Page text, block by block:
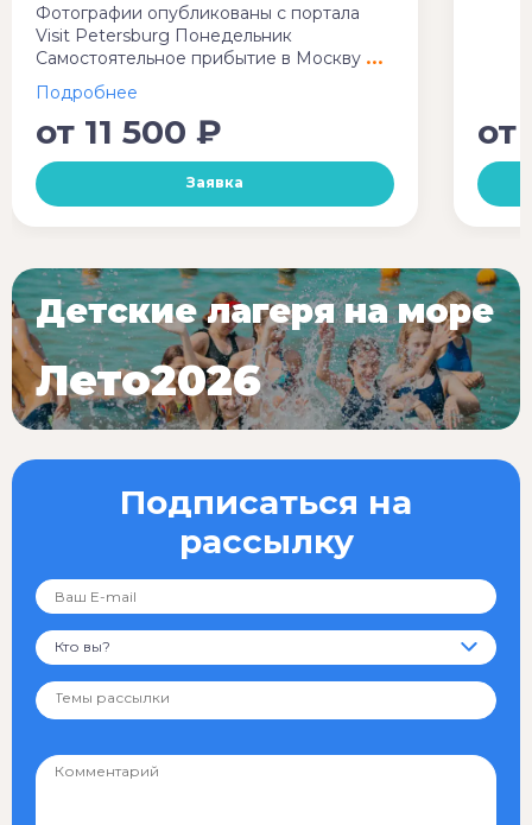
Фотографии опубликованы с портала
Visit Petersburg Понедельник
Самостоятельное прибытие в Москву
от 11 500 ₽
Заявка
от
Подписаться на
рассылку
Кто вы?
Детские лагеря на море
Лето2026